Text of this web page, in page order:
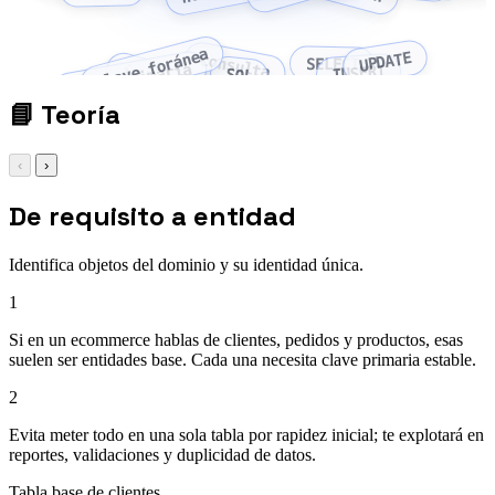
clave primaria
clave foránea
índice consulta
SQL
SELECTINSERTUPDATE
📘 Teoría
‹ ›
De requisito a entidad
Identifica objetos del dominio y su identidad única.
1
Si en un ecommerce hablas de clientes, pedidos y productos, esas
suelen ser entidades base. Cada una necesita clave primaria estable.
2
Evita meter todo en una sola tabla por rapidez inicial; te explotará en
reportes, validaciones y duplicidad de datos.